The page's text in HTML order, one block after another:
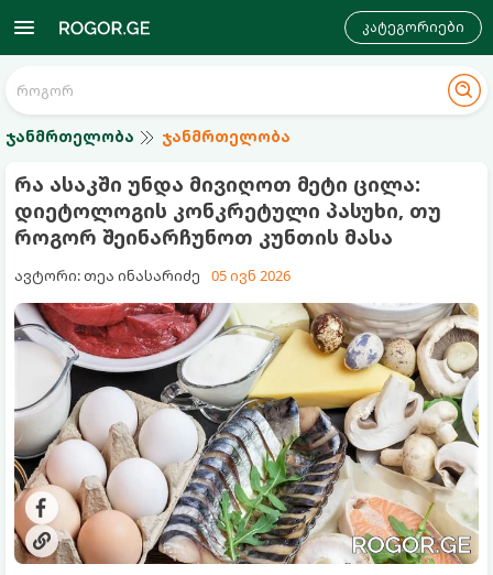
კატეგორიები
ჯანმრთელობა ჯანმრთელობა
რა ასაკში უნდა მივიღოთ მეტი ცილა:
დიეტოლოგის კონკრეტული პასუხი, თუ
როგორ შეინარჩუნოთ კუნთის მასა
ავტორი: თეა ინასარიძე 05 ივნ 2026